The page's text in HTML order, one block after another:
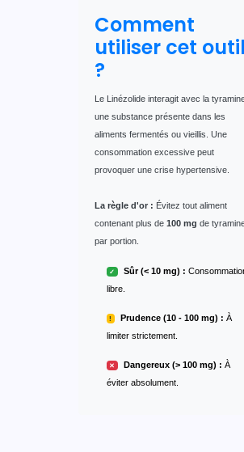
Comment
utiliser cet outil
?
Le Linézolide interagit avec la
une substance présente dans les
aliments fermentés ou vieillis. Une
consommation excessive peut
provoquer une crise hypertensive.
La règle d'or : Évitez tout aliment
contenant plus de 100 mg de
par portion.
✓ Sûr (< 10 mg) :
libre.
! Prudence (10 - 100 mg) : À
limiter strictement.
✕ Dangereux (> 100 mg) : À
éviter absolument.